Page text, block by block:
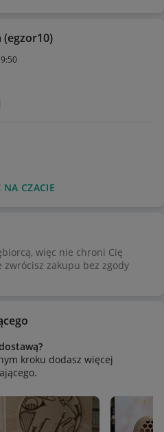
(egzor10)
NA CZACIE
więc nie chroni Cię
zakupu bez zgody
kroku dodasz więcej